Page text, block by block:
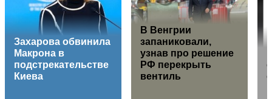
Захарова обвинила
Макрона в
подстрекательстве
Киева
В Венгрии
запаниковали,
узнав про решение
РФ перекрыть
вентиль